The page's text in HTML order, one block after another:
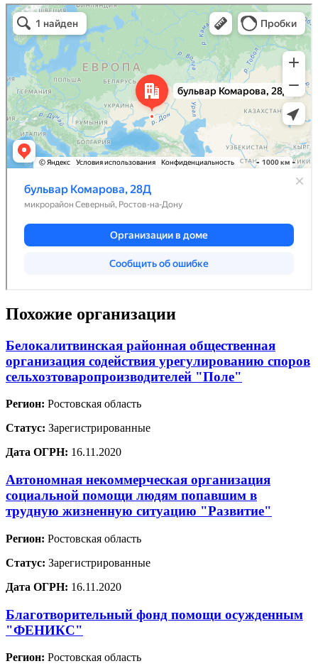
Похожие организации
Белокалитвинская районная общественная
организация содействия урегулированию споров
сельхозтоваропроизводителей "Поле"
Регион: Ростовская область
Статус: Зарегистрированные
Дата ОГРН: 16.11.2020
Автономная некоммерческая организация
социальной помощи людям попавшим в
трудную жизненную ситуацию "Развитие"
Регион: Ростовская область
Статус: Зарегистрированные
Дата ОГРН: 16.11.2020
Благотворительный фонд помощи осужденным
"ФЕНИКС"
Регион: Ростовская область